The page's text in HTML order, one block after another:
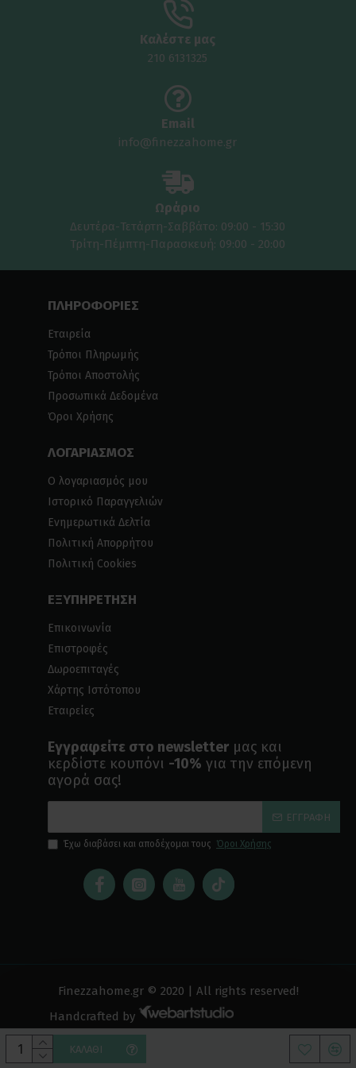
ΚΑΛΆΘΙ
Καλέστε μας
210 6131325
Email
info@finezzahome.gr
Ωράριο
Δευτέρα-Τετάρτη-Σαββάτο: 09:00 - 15:30
Τρίτη-Πέμπτη-Παρασκευή: 09:00 - 20:00
ΠΛΗΡΟΦΟΡΙΕΣ
Εταιρεία
Τρόποι Πληρωμής
Τρόποι Αποστολής
Προσωπικά Δεδομένα
Όροι Χρήσης
ΛΟΓΑΡΙΑΣΜΟΣ
Ο λογαριασμός μου
Ιστορικό Παραγγελιών
Ενημερωτικά Δελτία
Πολιτική Απορρήτου
Πολιτική Cookies
ΕΞΥΠΗΡΕΤΗΣΗ
Επικοινωνία
Επιστροφές
Δωροεπιταγές
Χάρτης Ιστότοπου
Εταιρείες
Εγγραφείτε στο newsletter μας και
κερδίστε κουπόνι -10% για την επόμενη
αγορά σας!
ΕΓΓΡΑΦΉ
Έχω διαβάσει και αποδέχομαι τους Όροι Χρήσης
Finezzahome.gr © 2020 | All rights reserved!
Handcrafted by